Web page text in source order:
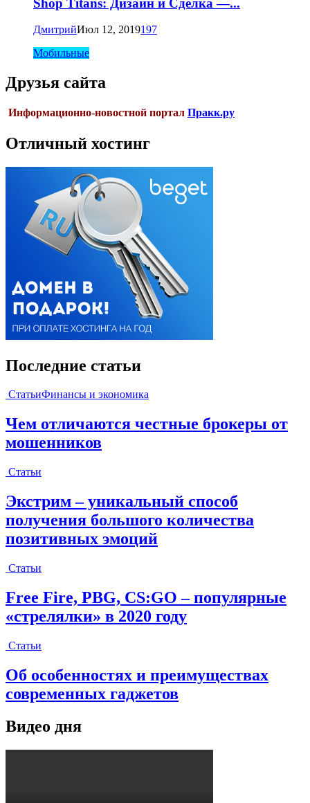
ДмитрийИюл 12, 2019197
Мобильные
Друзья сайта
Информационно-новостной портал Пракк.ру
Отличный хостинг
Последние статьи
СтатьиФинансы и экономика
Чем отличаются честные брокеры от
мошенников
Статьи
Экстрим – уникальный способ
получения большого количества
позитивных эмоций
Статьи
Free Fire, PBG, CS:GO – популярные
«стрелялки» в 2020 году
Статьи
Об особенностях и преимуществах
современных гаджетов
Видео дня